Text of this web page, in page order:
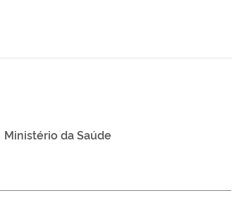
Ministério da Saúde